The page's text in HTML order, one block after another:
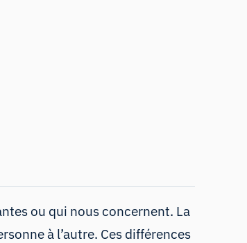
ou qui nous concernent. La
à l’autre. Ces différences